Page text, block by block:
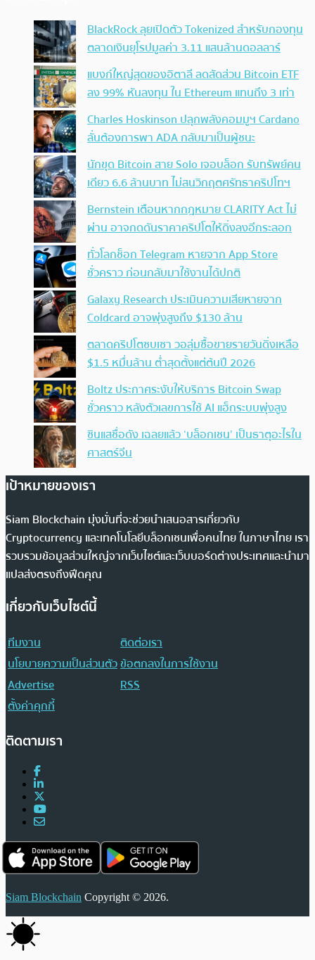
BlackRock ลุยเปิดตัว Tokenized สำหรับกองทุน
ตลาดเงินยุโรปมูลค่า 3.11 แสนล้านดอลลาร์
แบงก์ใหญ่สุดของอิตาลี ลดสัดส่วน Bitcoin ETF
ลง 99% หันลงทุน ใน Ethereum แทนถึง 3 เท่า
Charles Hoskinson ปลุกพลังคอมมูฯ Cardano
ลั่นต้องการพา ADA กลับมาเป็นผู้ชนะ
นักขุด Bitcoin สาย Solo เจอบล็อก รับทรัพย์คน
เดียว 6.6 ล้านบาท ไม่สนวิกฤตศรัทธาคริปโทฯ
Bernstein เตือนหากกฎหมาย CLARITY Act ไม่
ผ่าน อาจกดดันราคาคริปโตให้ดิ่งลงอีกระลอก
ทั่วโลกช็อก Telegram หายจาก App Store
ชั่วคราว ก่อนกลับมาใช้งานได้ปกติ
Galaxy Research ประเมินความเสียหายจาก
Coldcard อาจพุ่งสูงถึง $130 ล้าน
ตลาดคริปโตซบเซา วอลุ่มซื้อขายรายวันดิ่งเหลือ
$1.5 หมื่นล้าน ต่ำสุดตั้งแต่ต้นปี 2026
Boltz ประกาศระงับให้บริการ Bitcoin Swap
ชั่วคราว หลังตัวเลขการใช้ AI แฮ็กระบบพุ่งสูง
ซินแสชื่อดัง เฉลยแล้ว ‘บล็อกเชน’ เป็นธาตุอะไรใน
ศาสตร์จีน
เป้าหมายของเรา
Siam Blockchain มุ่งมั่นที่จะช่วยนำเสนอสารเกี่ยวกับ
Cryptocurrency และเทคโนโลยีบล็อกเชนเพื่อคนไทย ในภาษาไทย เรา
รวบรวมข้อมูลส่วนใหญ่จากเว็บไซต์และเว็บบอร์ดต่างประเทศและนำมา
แปลส่งตรงถึงฟีดคุณ
เกี่ยวกับเว็บไซต์นี้
ทีมงาน
ติดต่อเรา
นโยบายความเป็นส่วนตัวข้อตกลงในการใช้งาน
Advertise
RSS
ตั้งค่าคุกกี้
ติดตามเรา
Siam Blockchain Copyright © 2026.